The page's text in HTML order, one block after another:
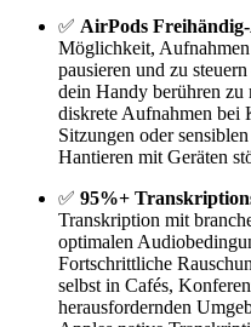
✅ AirPods
Möglichkeit,
pausieren und zu
dein Handy berühren
diskrete Aufnahmen bei
Sitzungen oder
Hantieren mit Geräten
✅ 95%+
Transkription mit
optimalen
Fortschrittliche
selbst in Cafés,
herausfordernden